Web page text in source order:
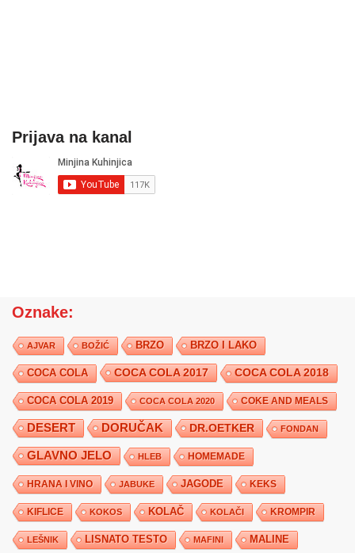
Prijava na kanal
Oznake:
AJVAR BOŽIĆ BRZO BRZO I LAKO
COCA COLA COCA COLA 2017 COCA COLA 2018
COCA COLA 2019 COCA COLA 2020 COKE AND MEALS
DESERT DORUČAK DR.OETKER FONDAN
GLAVNO JELO HLEB HOMEMADE
HRANA I VINO JABUKE JAGODE KEKS
KIFLICE KOKOS KOLAČ KOLAČI KROMPIR
LEŠNIK LISNATO TESTO MAFINI MALINE